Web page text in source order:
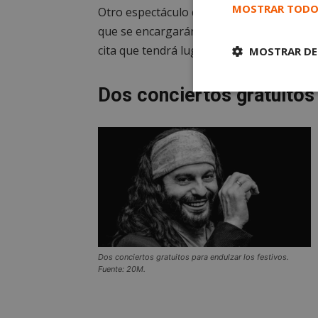
Otro espectáculo que los mostoleños
que se encargarán de brindarnos
cita que tendrá lugar el sábado 4 de
Dos conciertos
Dos conciertos gratuitos para endulzar los festivos.
Fuente: 20M.
MOSTRAR
MOSTRAR
Cookies
estrictamente
Las cookies
la gestión de